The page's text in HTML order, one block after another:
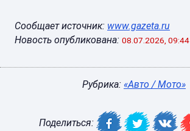
Сообщает источник: www.gazeta.ru
Новость опубликована: 08.07.2026, 09:44
Рубрика: «Авто / Мото»
Поделиться: